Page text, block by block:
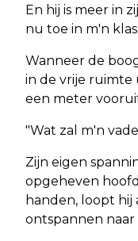
En hij is meer in
nu toe in m'n
Wanneer de
in de vrije ruimte
een meter
"Wat zal m'n
Zijn eigen
opgeheven
handen, loopt hij
ontspannen naar